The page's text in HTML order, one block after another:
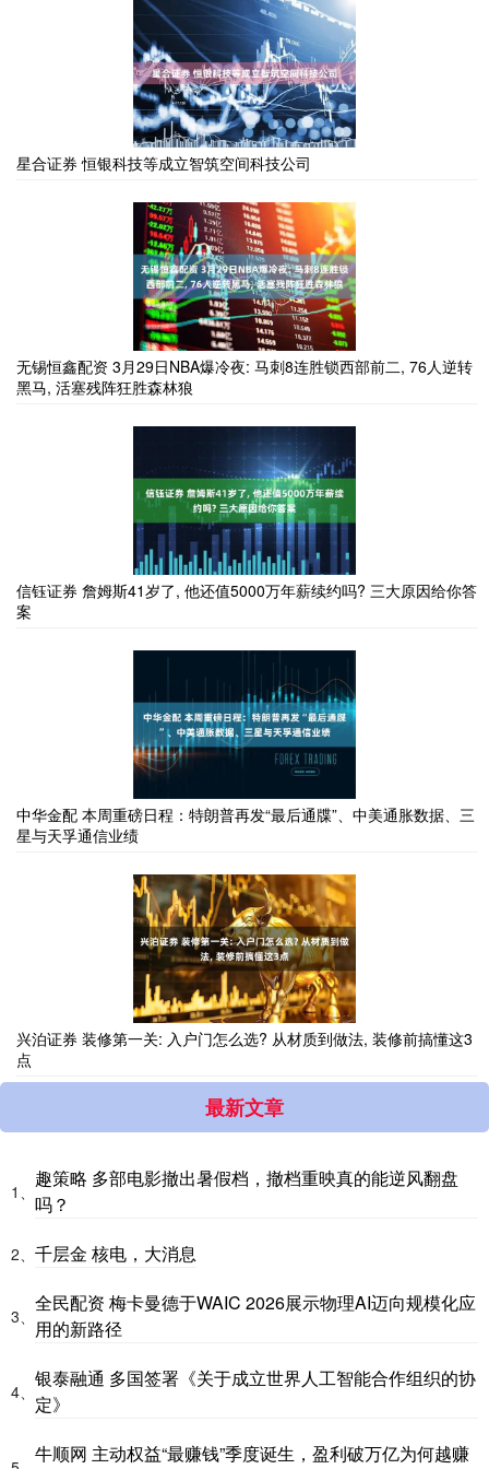
星合证券 恒银科技等成立智筑空间科技公司
无锡恒鑫配资 3月29日NBA爆冷夜: 马刺8连胜锁西部前二, 76人逆转
黑马, 活塞残阵狂胜森林狼
信钰证券 詹姆斯41岁了, 他还值5000万年薪续约吗? 三大原因给你答
案
中华金配 本周重磅日程：特朗普再发“最后通牒”、中美通胀数据、三
星与天孚通信业绩
兴泊证券 装修第一关: 入户门怎么选? 从材质到做法, 装修前搞懂这3
点
最新文章
1、
趣策略 多部电影撤出暑假档，撤档重映真的能逆风翻盘
吗？
2、 千层金 核电，大消息
3、
全民配资 梅卡曼德于WAIC 2026展示物理AI迈向规模化应
用的新路径
4、
银泰融通 多国签署《关于成立世界人工智能合作组织的协
定》
牛顺网 主动权益“最赚钱”季度诞生，盈利破万亿为何越赚